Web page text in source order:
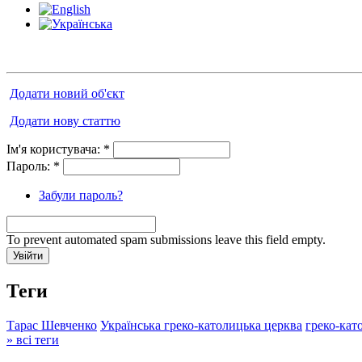
Додати новий об'єкт
Додати нову статтю
Ім'я користувача: *
Пароль: *
Забули пароль?
To prevent automated spam submissions leave this field empty.
Теги
Тарас Шевченко Українська греко-католицька церква греко-
» всі теги